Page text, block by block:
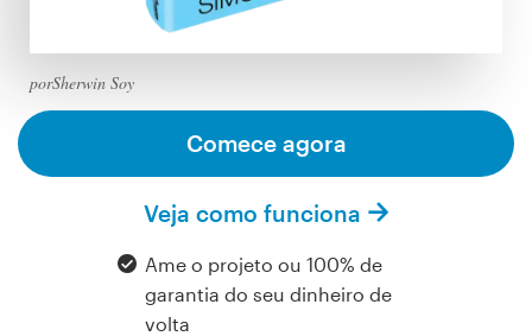
porSherwin Soy
Comece agora
Veja como funciona
Ame o projeto ou 100% de
garantia do seu dinheiro de
volta
Quero
um
design
Design de logotipos
Cartão de visita